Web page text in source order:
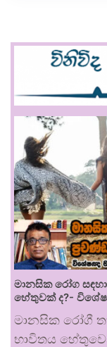
මානසික රෝග
හේතුවක් ද?-
මානසික රෝගී
භාවිතය